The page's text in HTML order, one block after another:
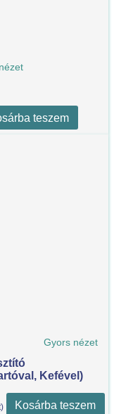
teszem
Gyors nézet
Kefével)
) Kosárba teszem